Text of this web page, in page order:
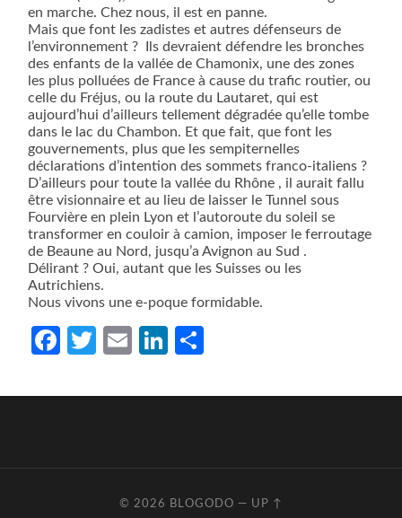
en marche. Chez nous, il est en panne.
Mais que font les zadistes et autres défenseurs de
l’environnement ?
Ils devraient défendre les bronches
des enfants de la vallée de Chamonix, une des zones
les plus polluées de France à cause du trafic routier, ou
celle du Fréjus, ou la route du Lautaret, qui est
aujourd’hui d’ailleurs tellement dégradée qu’elle tombe
dans le lac du Chambon. Et que fait, que font les
gouvernements, plus que les sempiternelles
déclarations d’intention des sommets franco-italiens ?
D’ailleurs pour toute la vallée du Rhône , il aurait fallu
être visionnaire et au lieu de laisser le Tunnel sous
Fourvière en plein Lyon et l’autoroute du soleil se
transformer en couloir à camion, imposer le ferroutage
de Beaune au Nord, jusqu’a Avignon au Sud .
Délirant ? Oui, autant que les Suisses ou les
Autrichiens.
Nous vivons une e-poque formidable.
Facebook
Twitter
EmailLinkedIn
© 2026 BLOGODO — UP ↑